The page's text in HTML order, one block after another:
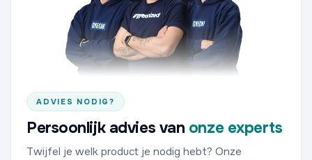
ADVIES NODIG?
Persoonlijk advies van onze experts
Twijfel je welk product je nodig hebt? Onze